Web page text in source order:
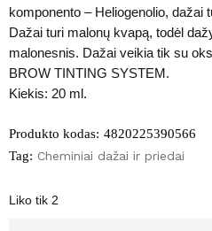
komponento – Heliogenolio, dažai
Dažai turi malonų kvapą, todėl
malonesnis. Dažai veikia tik su
BROW TINTING SYSTEM.
Kiekis: 20 ml.
Produkto kodas: 4820225390566
Tag: Cheminiai dažai ir priedai
Liko tik 2